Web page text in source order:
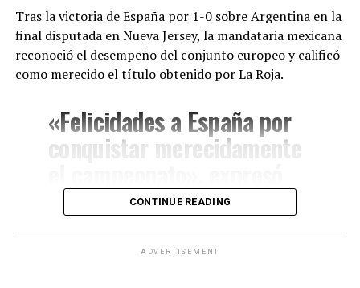
tres mejores ciclistas del Tour y en una de las grandes
promesas del deporte internacional.
Tras la victoria de España por 1-0 sobre Argentina en la
final disputada en Nueva Jersey, la mandataria mexicana
reconoció el desempeño del conjunto europeo y calificó
como merecido el título obtenido por La Roja.
«Felicidades a España por
conquistar merecidamente
Sheinbaum a través de sus
redes sociales.
CONTINUE READING
ADVERTISEMENT